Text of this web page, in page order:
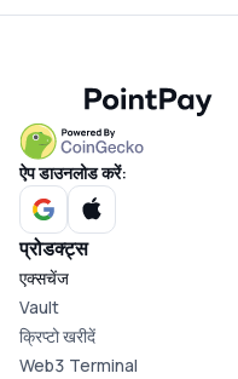
ऐप डाउनलोड करें:
प्रोडक्ट्स
एक्सचेंज
Vault
क्रिप्टो खरीदें
Web3 Terminal